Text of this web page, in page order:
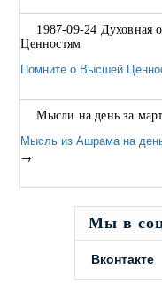
1987-09-24 Духовная
Ценностям
Помните о Высшей
Мысли на день за
Мысль из Ашрама на
→
Мы в
Вконтакте